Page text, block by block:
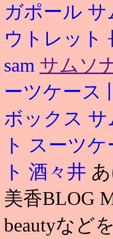
ガポール
ウトレット
sam サムソ
ーツケース
ボックス サ
ト スーツ
ト 酒々井
美香BLOG
beautyなど